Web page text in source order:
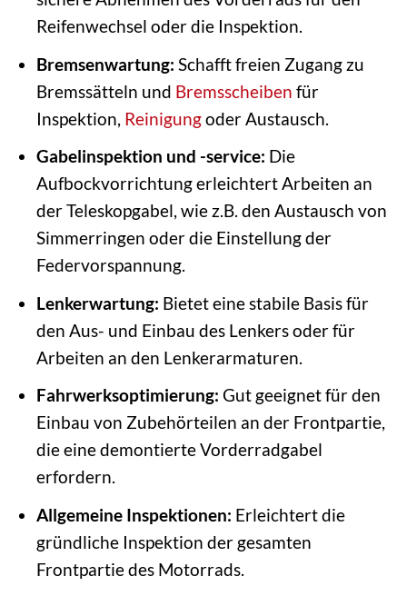
Reifenwechsel oder die Inspektion.
Bremsenwartung: Schafft freien Zugang zu
Bremssätteln und Bremsscheiben für
Inspektion, Reinigungoder Austausch.
Gabelinspektion und -service: Die
Aufbockvorrichtung erleichtert Arbeiten an
der Teleskopgabel, wie z.B. den Austausch von
Simmerringen oder die Einstellung der
Federvorspannung.
Lenkerwartung: Bietet eine stabile Basis für
den Aus- und Einbau des Lenkers oder für
Arbeiten an den Lenkerarmaturen.
Fahrwerksoptimierung: Gut geeignet für den
Einbau von Zubehörteilen an der Frontpartie,
die eine demontierte Vorderradgabel
erfordern.
Allgemeine Inspektionen: Erleichtert die
gründliche Inspektion der gesamten
Frontpartie des Motorrads.